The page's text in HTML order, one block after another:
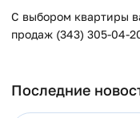
С выбором квартиры
продаж (343) 305-
Последние